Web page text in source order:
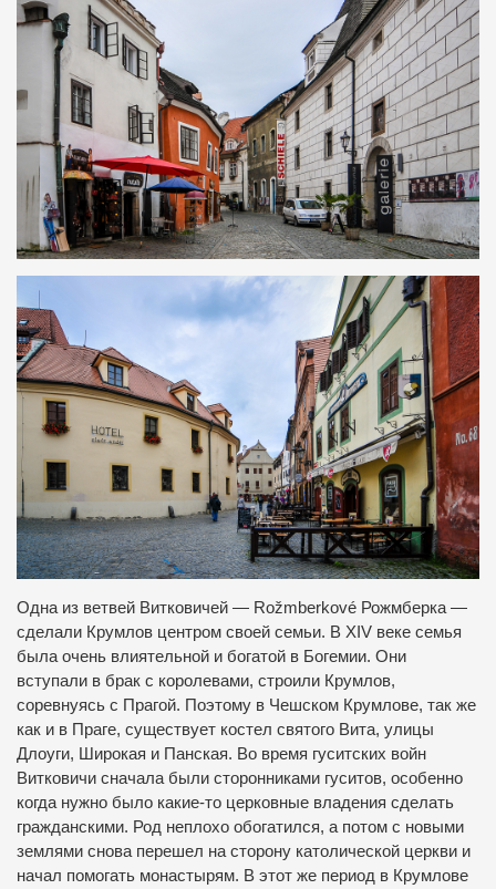
Одна из ветвей Витковичей — Rožmberkové Рожмберка —
сделали Крумлов центром своей семьи. В XIV веке семья
была очень влиятельной и богатой в Богемии. Они
вступали в брак с королевами, строили Крумлов,
соревнуясь с Прагой. Поэтому в Чешском Крумлове, так же
как и в Праге, существует костел святого Вита, улицы
Длоуги, Широкая и Панская. Во время гуситских войн
Витковичи сначала были сторонниками гуситов, особенно
когда нужно было какие-то церковные владения сделать
гражданскими. Род неплохо обогатился, а потом с новыми
землями снова перешел на сторону католической церкви и
начал помогать монастырям. В этот же период в Крумлове